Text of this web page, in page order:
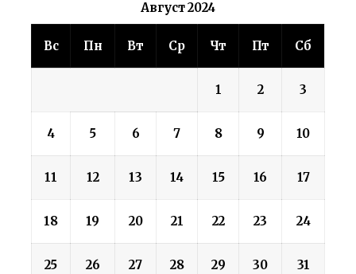
Август 2024
Вс Пн Вт Ср Чт Пт Сб
1 2 3
4 5 6 7 8 9 10
11 12 13 14 15 16 17
18 19 20 21 22 23 24
25 26 27 28 29 30 31